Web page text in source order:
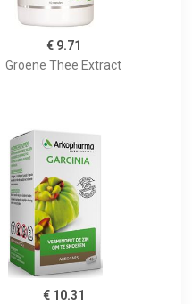
€ 9.71
Groene Thee Extract
€ 10.31